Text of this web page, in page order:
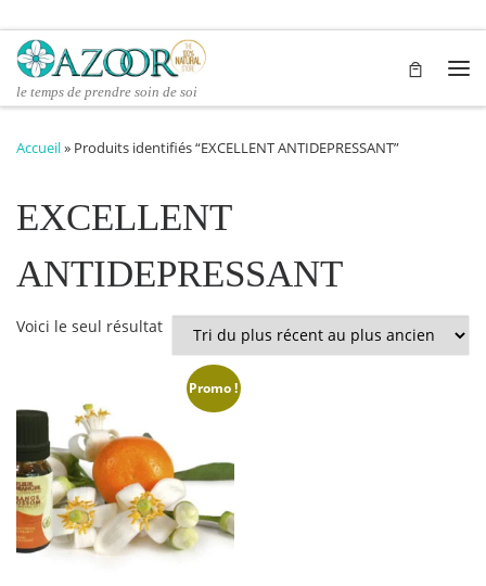
Passer au contenu
le temps de prendre soin de soi
Accueil» Produits identifiés “EXCELLENT ANTIDEPRESSANT”
EXCELLENT
ANTIDEPRESSANT
Voici le seul résultat
Promo !